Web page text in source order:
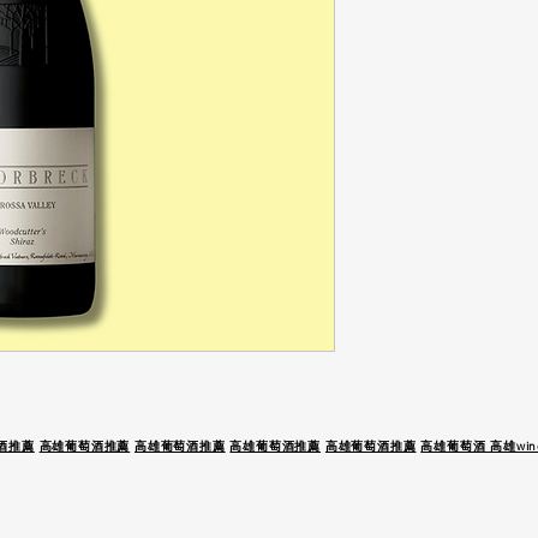
推薦 高雄葡萄酒推薦 高雄葡萄酒推薦 高雄葡萄酒推薦 高雄葡萄酒推薦 高雄葡萄酒 高雄